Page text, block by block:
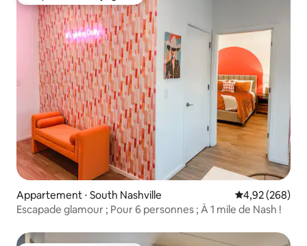
Appartement ⋅ South Nashville Évaluation
4,92 (268)
Escapade glamour ; Pour 6 personnes ; À 1 mile de Nash !